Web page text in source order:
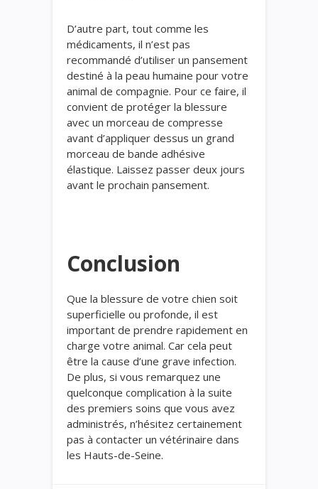
D’autre part, tout comme les
médicaments, il n’est pas
recommandé d’utiliser un pansement
destiné à la peau humaine pour votre
animal de compagnie. Pour ce faire, il
convient de protéger la blessure
avec un morceau de compresse
avant d’appliquer dessus un grand
morceau de bande adhésive
élastique. Laissez passer deux jours
avant le prochain pansement.
Conclusion
Que la blessure de votre chien soit
superficielle ou profonde, il est
important de prendre rapidement en
charge votre animal. Car cela peut
être la cause d’une grave infection.
De plus, si vous remarquez une
quelconque complication à la suite
des premiers soins que vous avez
administrés, n’hésitez certainement
pas à contacter un vétérinaire dans
les Hauts-de-Seine.